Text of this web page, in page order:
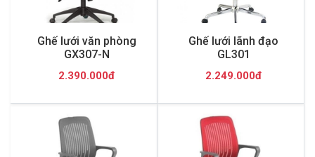
Ghế lưới văn phòng
GX307-N
2.390.000đ
Ghế lưới lãnh đạo
GL301
2.249.000đ